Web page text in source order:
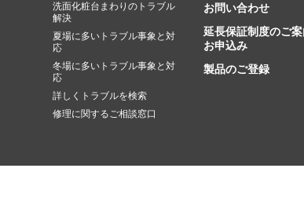
洗面化粧台まわりのトラブル
解決
夏場に多いトラブル事象と対
応
冬場に多いトラブル事象と対
応
詳しくトラブルを検索
修理に関するご相談窓口
お問い合わせ
延長保証制度のご
お申込み
製品のご登録